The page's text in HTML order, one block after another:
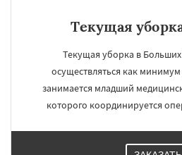
Текущая
Текущая уборка в
осуществляться как
занимается младший
которого координируется